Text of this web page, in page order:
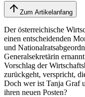
Zum Artikelanfang
Der österreichische
einen entscheidenden
und
Generalsekretärin
Vorschlag der
zurückgeht, verspricht,
Doch wer ist Tanja Graf
ihren neuen Posten?